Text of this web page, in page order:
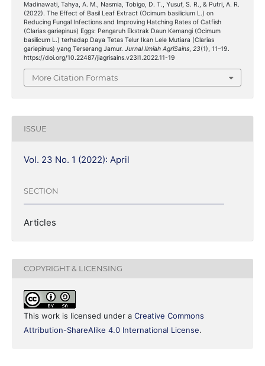
Madinawati, Tahya, A. M., Nasmia, Tobigo, D. T., Yusuf, S. R., & Putri, A. R.
(2022). The Effect of Basil Leaf Extract (Ocimum basilicium L.) on
Reducing Fungal Infections and Improving Hatching Rates of Catfish
(Clarias gariepinus) Eggs: Pengaruh Ekstrak Daun Kemangi (Ocimum
basilicum L.) terhadap Daya Tetas Telur Ikan Lele Mutiara (Clarias
gariepinus) yang Terserang Jamur. Jurnal Ilmiah AgriSains, 23(1), 11–19.
https://doi.org/10.22487/jiagrisains.v23i1.2022.11-19
More Citation Formats
ISSUE
Vol. 23 No. 1 (2022): April
SECTION
Articles
COPYRIGHT & LICENSING
This work is licensed under a Creative Commons
Attribution-ShareAlike 4.0 International License.